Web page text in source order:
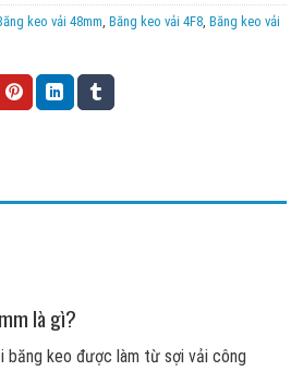
keo vải 48mm, Băng keo vải 4F8, Băng keo vải
là gì?
băng keo được làm từ sợi vải công